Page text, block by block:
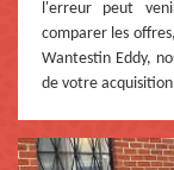
l'erreur peut
comparer les
Wantestin Eddy,
de votre